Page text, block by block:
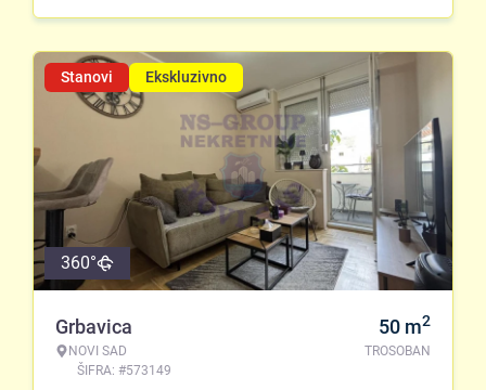
Stanovi Ekskluzivno
360°
Grbavica
NOVI SAD
ŠIFRA: #573149
50 m2
TROSOBAN